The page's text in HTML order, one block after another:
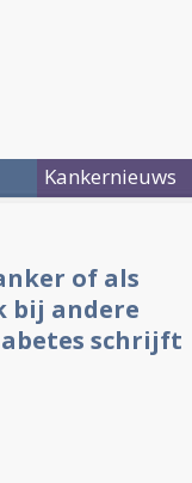
Kankernieuws
of als
bij andere
schrijft